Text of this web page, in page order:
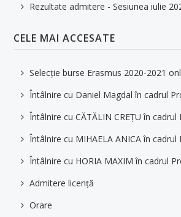
Rezultate admitere - Sesiunea iulie
CELE MAI ACCESATE
Selecție burse Erasmus 2020-2021
Întâlnire cu Daniel Magdal în cadrul
Întâlnire cu CĂTĂLIN CREȚU în cadrul
Întâlnire cu MIHAELA ANICA în cadrul
Întâlnire cu HORIA MAXIM în cadrul
Admitere licență
Orare